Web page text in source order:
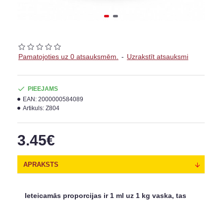
Pamatojoties uz 0 atsauksmēm. - Uzrakstīt atsauksmi
3.45€
PIEEJAMS
EAN: 2000000584089
Artikuls: Z804
APRAKSTS
Ieteicamās proporcijas ir 1 ml uz 1 kg vaska, tas